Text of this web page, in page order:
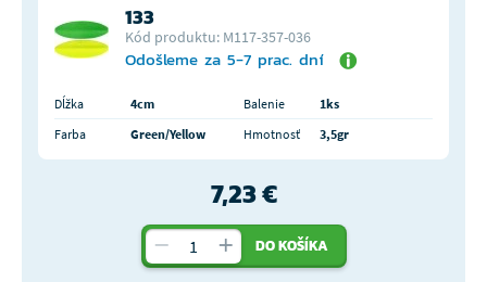
133
Kód produktu: M117-357-036
Odošleme za 5-7 prac. dní
Dĺžka 4cm Balenie
1ks
Farba
Green/Yellow Hmotnosť 3,5gr
7,23 €
DO KOŠÍKA